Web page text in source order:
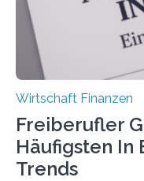
bereits Regelungen…
Wirtschaft Finanzen
Freiberufler
Häufigsten In
Trends